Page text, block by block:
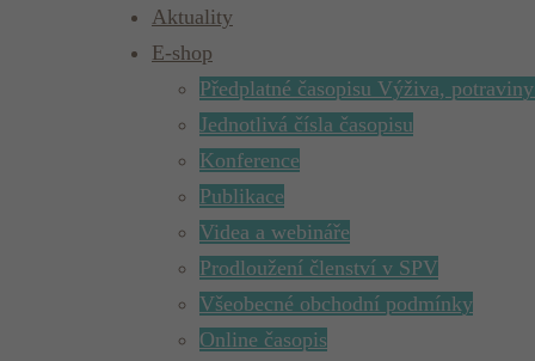
Aktuality
E-shop
Předplatné časopisu Výživa,
Jednotlivá čísla časopisu
Konference
Publikace
Videa a webináře
Prodloužení členství v SPV
Všeobecné obchodní podmínky
Online časopis